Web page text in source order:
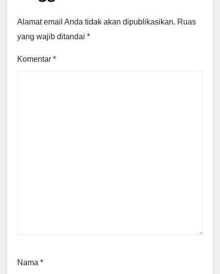
Alamat email Anda tidak akan dipublikasikan. Ruas
yang wajib ditandai *
Komentar *
Nama *